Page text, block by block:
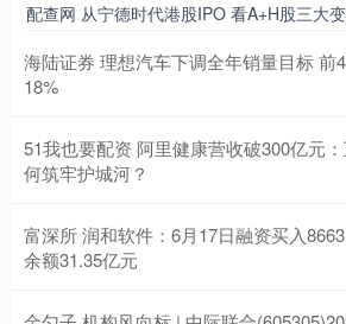
配查网 从宁德时代港股IPO 看A+H股三大
海陆证券 理想汽车下调全年销量目标 前
18%
51我也要配资 阿里健康营收破300亿元
何筑牢护城河？
富深所 润和软件：6月17日融资买入
余额31.35亿元